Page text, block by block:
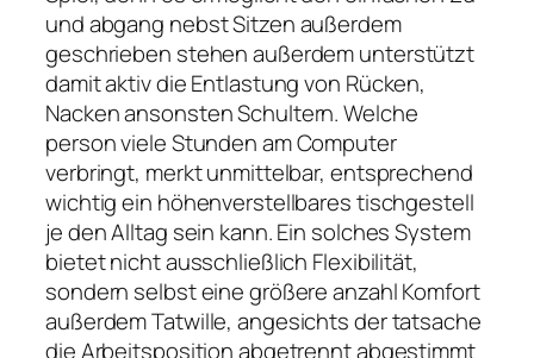
und abgang nebst Sitzen außerdem
geschrieben stehen außerdem unterstützt
damit aktiv die Entlastung von Rücken,
Nacken ansonsten Schultern. Welche
person viele Stunden am Computer
verbringt, merkt unmittelbar, entsprechend
wichtig ein höhenverstellbares tischgestell
je den Alltag sein kann. Ein solches System
bietet nicht ausschließlich Flexibilität,
sondern selbst eine größere anzahl Komfort
außerdem Tatwille, angesichts der tatsache
die Arbeitsposition abgetrennt abgestimmt